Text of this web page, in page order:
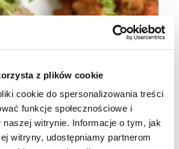
z plików cookie
cookie do spersonalizowania treści
funkcje społecznościowe i
naszej witrynie. Informacje o tym, jak
witryny, udostępniamy partnerom